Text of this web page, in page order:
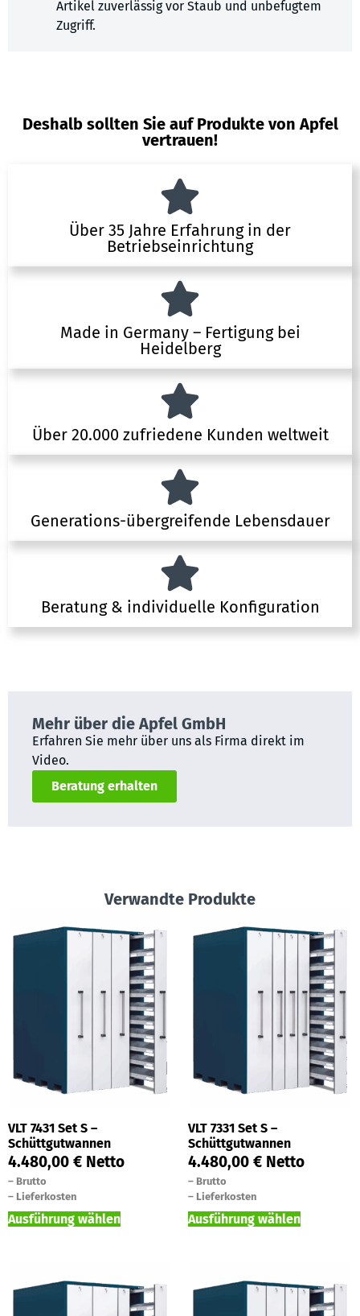
Artikel zuverlässig vor Staub und unbefugtem
Zugriff.
Deshalb sollten Sie auf Produkte von Apfel
vertrauen!
Über 35 Jahre Erfahrung in der
Betriebseinrichtung
Made in Germany – Fertigung bei
Heidelberg
Über 20.000 zufriedene Kunden weltweit
Generations-übergreifende Lebensdauer
Beratung & individuelle Konfiguration
Mehr über die Apfel GmbH
Erfahren Sie mehr über uns als Firma direkt im
Video.
Beratung erhalten
Verwandte Produkte
VLT 7431 Set S –
Schüttgutwannen
4.480,00 € Netto
– Brutto
– Lieferkosten
Ausführung wählen
VLT 7331 Set S –
Schüttgutwannen
4.480,00 € Netto
– Brutto
– Lieferkosten
Ausführung wählen